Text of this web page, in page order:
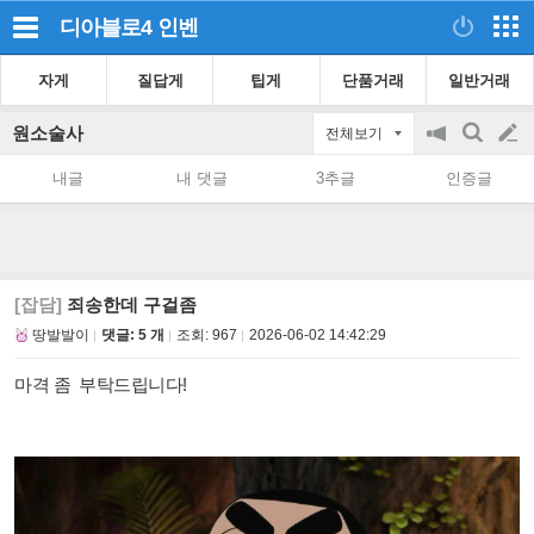
디아블로4 인벤
자게 질답게 팁게 단품거래 일반거래
원소술사 전체보기
공
on/off
검
색
글
쓰
내글 내 댓글 3추글 인증글
[잡담] 죄송한데 구걸좀
땅발발이 댓글: 5 개 조회: 967 2026-06-02 14:42:29
마격 좀 부탁드립니다!